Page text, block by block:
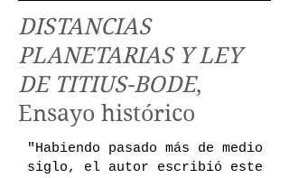
DISTANCIAS
PLANETARIAS Y LEY
DE TITIUS-BODE,
Ensayo histórico
"Habiendo pasado más de medio
siglo, el autor escribió este